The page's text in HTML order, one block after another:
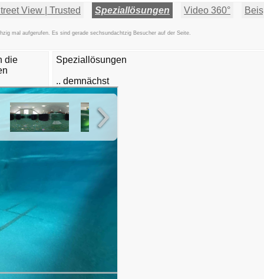
View | Trusted Speziallösungen Video 360°
mal aufgerufen. Es sind gerade sechsundachtzig Besucher auf der Seite.
Speziallösungen
.. demnächst
die